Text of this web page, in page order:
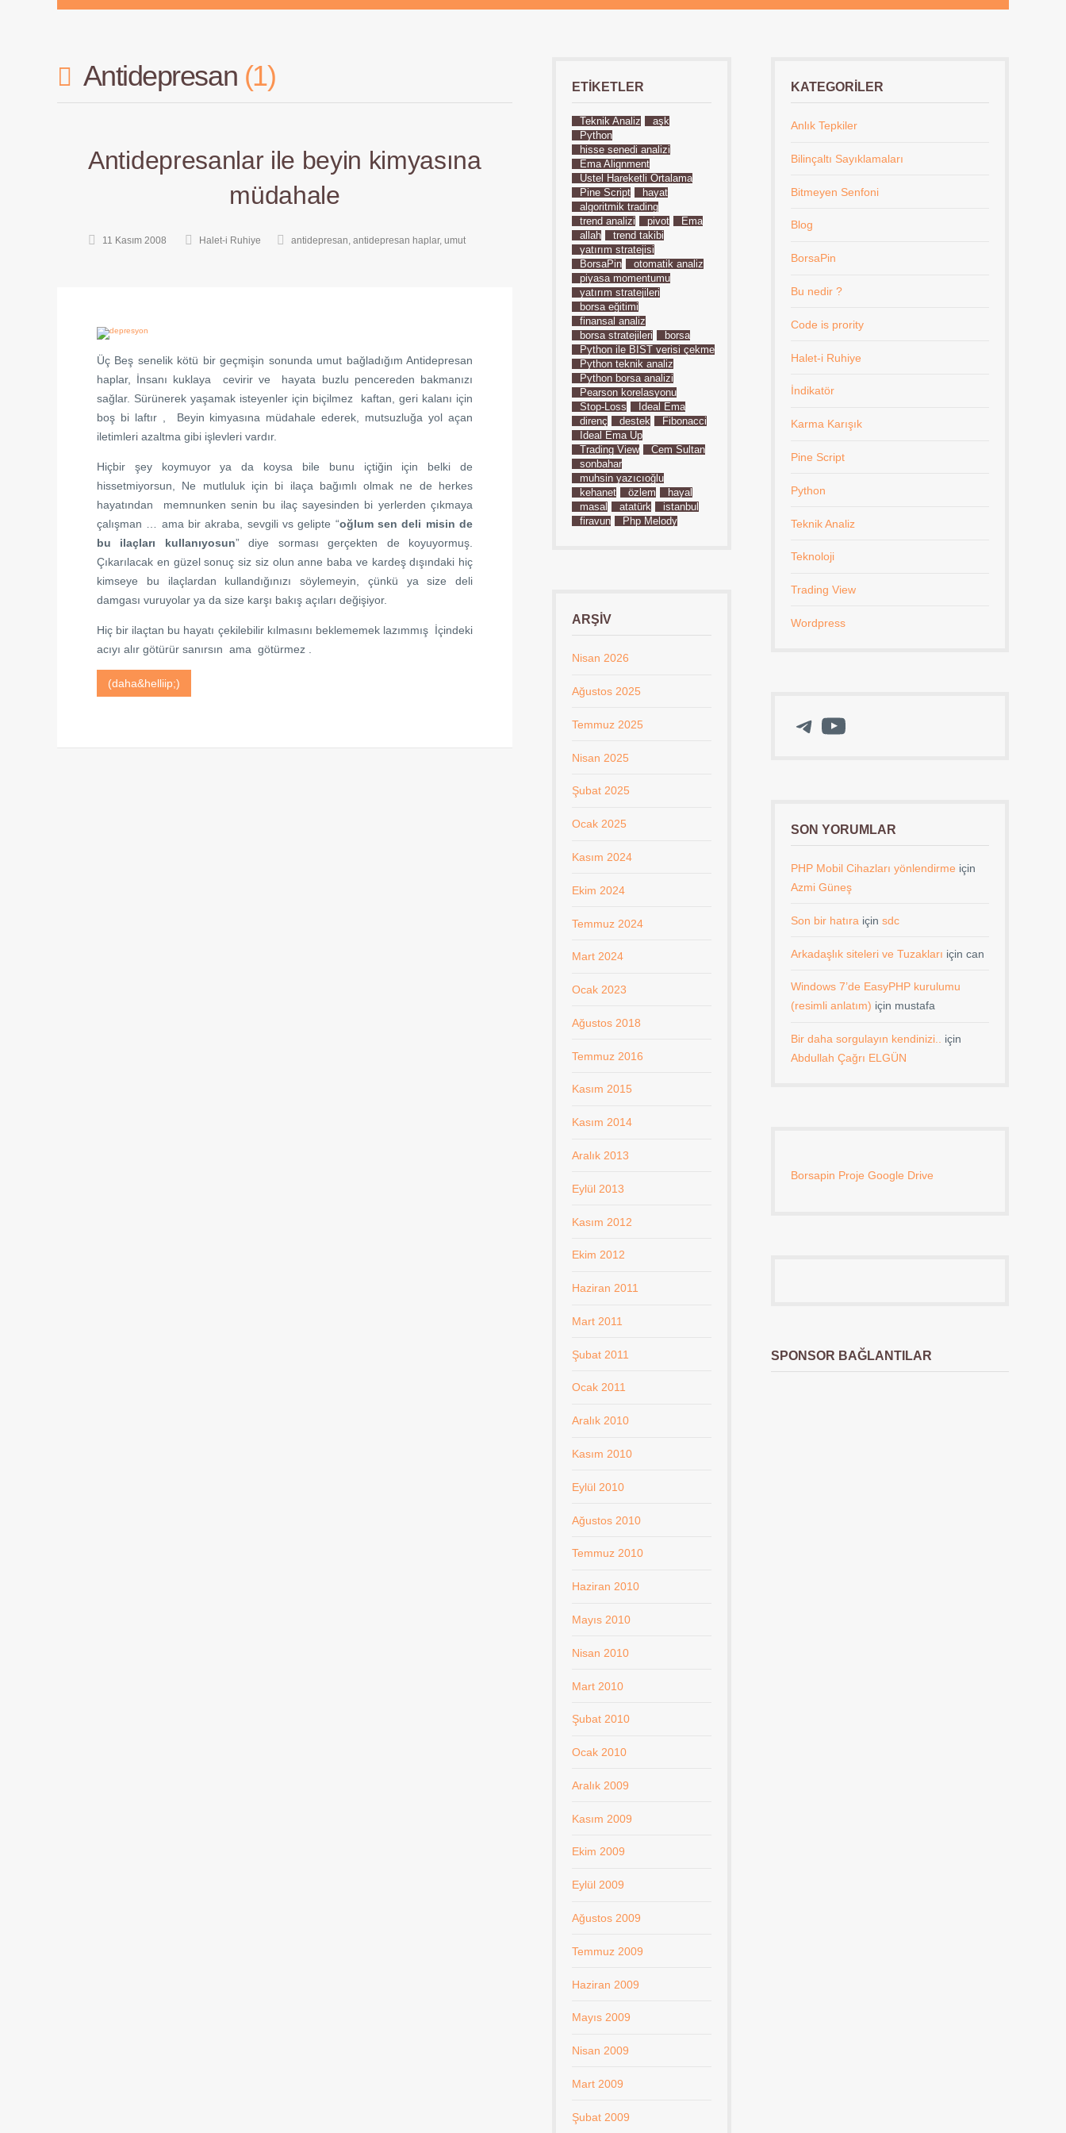
Antidepresan 1
Antidepresanlar ile beyin kimyasına
müdahale
11 Kasım 2008 Halet-i Ruhiye antidepresan, antidepresan haplar, umut
Üç Beş senelik kötü bir geçmişin sonunda umut bağladığım Antidepresan
haplar, İnsanı kuklaya cevirir ve hayata buzlu pencereden bakmanızı
sağlar. Sürünerek yaşamak isteyenler için biçilmez kaftan, geri kalanı için
boş bi laftır , Beyin kimyasına müdahale ederek, mutsuzluğa yol açan
iletimleri azaltma gibi işlevleri vardır.
Hiçbir şey koymuyor ya da koysa bile bunu içtiğin için belki de
hissetmiyorsun, Ne mutluluk için bi ilaça bağımlı olmak ne de herkes
hayatından memnunken senin bu ilaç sayesinden bi yerlerden çıkmaya
çalışman … ama bir akraba, sevgili vs gelipte “oğlum sen deli misin de
bu ilaçları kullanıyosun” diye sorması gerçekten de koyuyormuş.
Çıkarılacak en güzel sonuç siz siz olun anne baba ve kardeş dışındaki hiç
kimseye bu ilaçlardan kullandığınızı söylemeyin, çünkü ya size deli
damgası vuruyolar ya da size karşı bakış açıları değişiyor.
Hiç bir ilaçtan bu hayatı çekilebilir kılmasını beklememek lazımmış İçindeki
acıyı alır götürür sanırsın ama götürmez .
(daha&helliip;)
ETIKETLER
Teknik Analiz
aşk
Python
hisse senedi analizi
Ema Alignment
Üstel Hareketli Ortalama
Pine Script
hayat
algoritmik trading
trend analizi
pivot
Ema
allah
trend takibi
yatırım stratejisi
BorsaPin
otomatik analiz
piyasa momentumu
yatırım stratejileri
borsa eğitimi
finansal analiz
borsa stratejileri
borsa
Python ile BIST verisi çekme
Python teknik analiz
Python borsa analizi
Pearson korelasyonu
Stop-Loss
İdeal Ema
direnç
destek
Fibonacci
İdeal Ema Up
Trading View
Cem Sultan
sonbahar
muhsin yazıcıoğlu
kehanet
özlem
hayal
masal
atatürk
istanbul
firavun
Php Melody
ARŞIV
Nisan 2026
Ağustos 2025
Temmuz 2025
Nisan 2025
Şubat 2025
Ocak 2025
Kasım 2024
Ekim 2024
Temmuz 2024
Mart 2024
Ocak 2023
Ağustos 2018
Temmuz 2016
Kasım 2015
Kasım 2014
Aralık 2013
Eylül 2013
Kasım 2012
Ekim 2012
Haziran 2011
Mart 2011
Şubat 2011
Ocak 2011
Aralık 2010
Kasım 2010
Eylül 2010
Ağustos 2010
Temmuz 2010
Haziran 2010
Mayıs 2010
Nisan 2010
Mart 2010
Şubat 2010
Ocak 2010
Aralık 2009
Kasım 2009
Ekim 2009
Eylül 2009
Ağustos 2009
Temmuz 2009
Haziran 2009
Mayıs 2009
Nisan 2009
Mart 2009
Şubat 2009
KATEGORILER
Anlık Tepkiler
Bilinçaltı Sayıklamaları
Bitmeyen Senfoni
Blog
BorsaPin
Bu nedir ?
Code is prority
Halet-i Ruhiye
İndikatör
Karma Karışık
Pine Script
Python
Teknik Analiz
Teknoloji
Trading View
Wordpress
Telegram
YouTube
SON YORUMLAR
PHP Mobil Cihazları yönlendirme için
Azmi Güneş
Son bir hatıra için sdc
Arkadaşlık siteleri ve Tuzakları için can
Windows 7’de EasyPHP kurulumu
(resimli anlatım) için mustafa
Bir daha sorgulayın kendinizi..
için
Abdullah Çağrı ELGÜN
Borsapin Proje Google Drive
SPONSOR BAĞLANTILAR